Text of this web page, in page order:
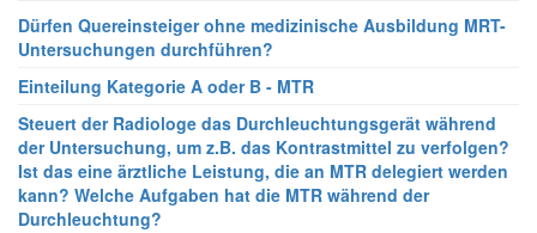
Dürfen Quereinsteiger ohne medizinische Ausbildung MRT-
Untersuchungen durchführen?
Einteilung Kategorie A oder B - MTR
Steuert der Radiologe das Durchleuchtungsgerät während
der Untersuchung, um z.B. das Kontrastmittel zu verfolgen?
Ist das eine ärztliche Leistung, die an MTR delegiert werden
kann? Welche Aufgaben hat die MTR während der
Durchleuchtung?